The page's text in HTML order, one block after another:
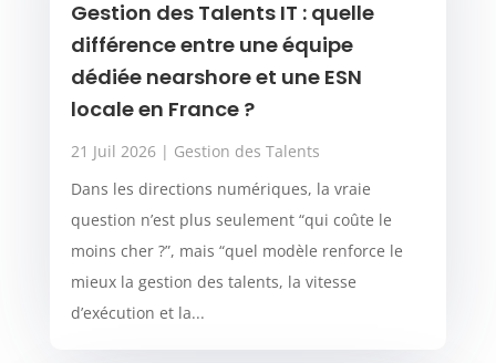
Gestion des Talents IT : quelle
différence entre une équipe
dédiée nearshore et une ESN
locale en France ?
21 Juil 2026| Gestion des Talents
Dans les directions numériques, la vraie
question n’est plus seulement “qui coûte le
moins cher ?”, mais “quel modèle renforce le
mieux la gestion des talents, la vitesse
d’exécution et la...